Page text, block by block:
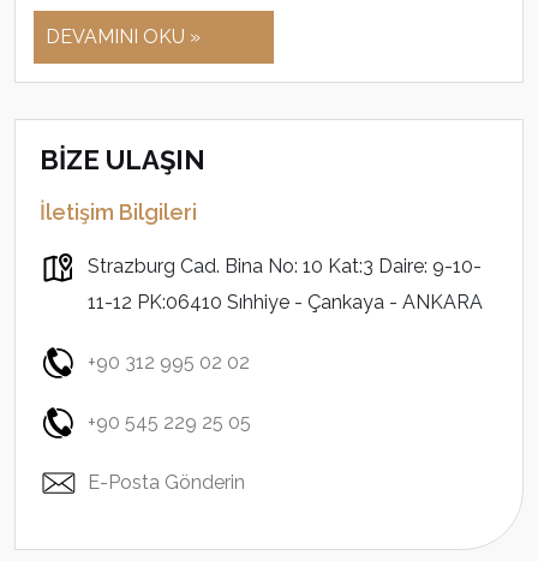
DEVAMINI OKU »
BİZE ULAŞIN
İletişim Bilgileri
Strazburg Cad. Bina No: 10 Kat:3 Daire: 9-10-
11-12 PK:06410 Sıhhiye - Çankaya - ANKARA
+90 312 995 02 02
+90 545 229 25 05
E-Posta Gönderin